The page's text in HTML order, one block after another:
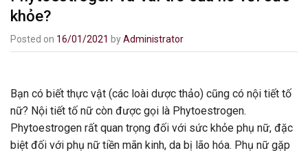
khỏe?
Posted on 16/01/2021 byAdministrator
Bạn có biết thực vật (các loài dược thảo) cũng có nội tiết tố
nữ? Nội tiết tố nữ còn được gọi là Phytoestrogen.
Phytoestrogen rất quan trọng đối với sức khỏe phụ nữ, đặc
biệt đối với phụ nữ tiền mãn kinh, da bị lão hóa. Phụ nữ gặp